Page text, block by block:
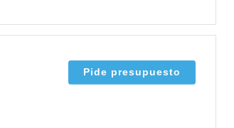
Pide presupuesto